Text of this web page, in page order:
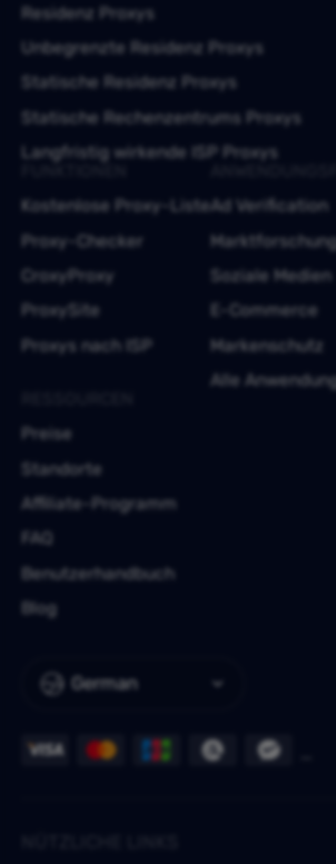
German
Residenz Proxys
Unbegrenzte Residenz Proxys
Statische Residenz Proxys
Statische Rechenzentrums Proxys
Langfristig wirkende ISP Proxys
Kostenlose Proxy-Liste
Proxy-Checker
CroxyProxy
ProxySite
Proxys nach ISP
Ad Verification
Soziale Medien
E-Commerce
Markenschutz
Alle
Preise
Standorte
Affiliate-Programm
FAQ
Benutzerhandbuch
Blog